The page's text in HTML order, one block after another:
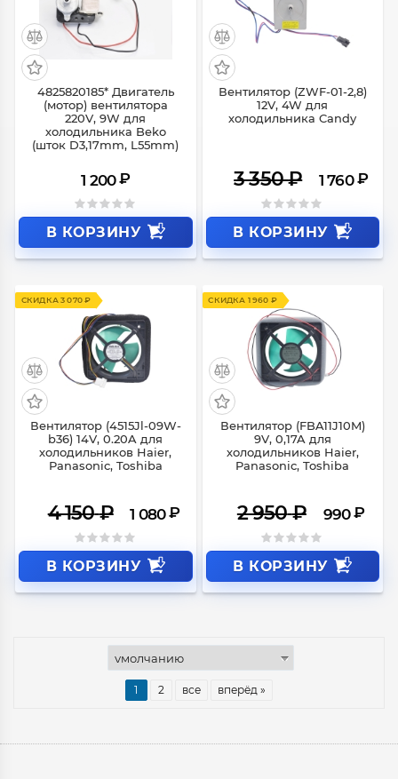
4825820185* Двигатель
(мотор) вентилятора
220V, 9W для
холодильника Beko
(шток D3,17mm, L55mm)
1 200 ₽
В КОРЗИНУ
Вентилятор (ZWF-01-2,8)
12V, 4W для
холодильника Candy
3 350₽ 1 760 ₽
В КОРЗИНУ
СКИДКА 3 070 ₽
Вентилятор (4515Jl-09W-
b36) 14V, 0.20A для
холодильников Haier,
Panasonic, Toshiba
4 150₽ 1 080 ₽
В КОРЗИНУ
СКИДКА 1 960 ₽
Вентилятор (FBA11J10M)
9V, 0,17A для
холодильников Haier,
Panasonic, Toshiba
2 950₽ 990 ₽
В КОРЗИНУ
1 2 все вперёд »